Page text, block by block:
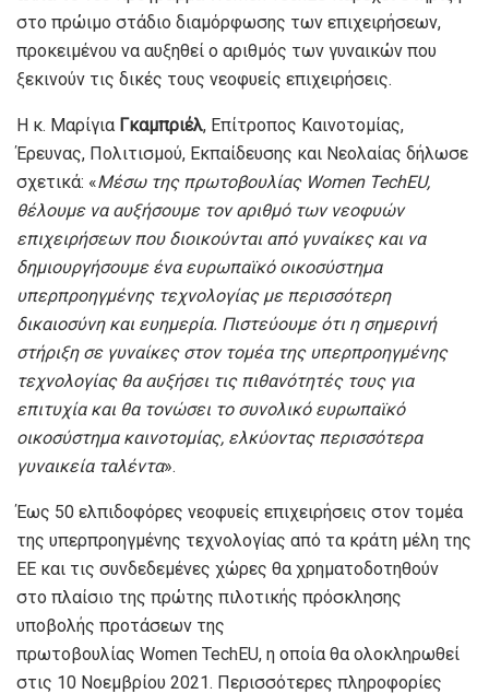
στο πρώιμο στάδιο διαμόρφωσης των επιχειρήσεων,
προκειμένου να αυξηθεί ο αριθμός των γυναικών που
ξεκινούν τις δικές τους νεοφυείς επιχειρήσεις.
Η κ. Μαρίγια Γκαμπριέλ, Επίτροπος Καινοτομίας,
Έρευνας, Πολιτισμού, Εκπαίδευσης και Νεολαίας δήλωσε
σχετικά: «Μέσω της πρωτοβουλίας Women TechEU,
θέλουμε να αυξήσουμε τον αριθμό των νεοφυών
επιχειρήσεων που διοικούνται από γυναίκες και να
δημιουργήσουμε ένα ευρωπαϊκό οικοσύστημα
υπερπροηγμένης τεχνολογίας με περισσότερη
δικαιοσύνη και ευημερία. Πιστεύουμε ότι η σημερινή
στήριξη σε γυναίκες στον τομέα της υπερπροηγμένης
τεχνολογίας θα αυξήσει τις πιθανότητές τους για
επιτυχία και θα τονώσει το συνολικό ευρωπαϊκό
οικοσύστημα καινοτομίας, ελκύοντας περισσότερα
γυναικεία ταλέντα».
Έως 50 ελπιδοφόρες νεοφυείς επιχειρήσεις στον τομέα
της υπερπροηγμένης τεχνολογίας από τα κράτη μέλη της
ΕΕ και τις συνδεδεμένες χώρες θα χρηματοδοτηθούν
στο πλαίσιο της πρώτης πιλοτικής πρόσκλησης
υποβολής προτάσεων της
πρωτοβουλίας Women TechEU, η οποία θα ολοκληρωθεί
στις 10 Νοεμβρίου 2021. Περισσότερες πληροφορίες